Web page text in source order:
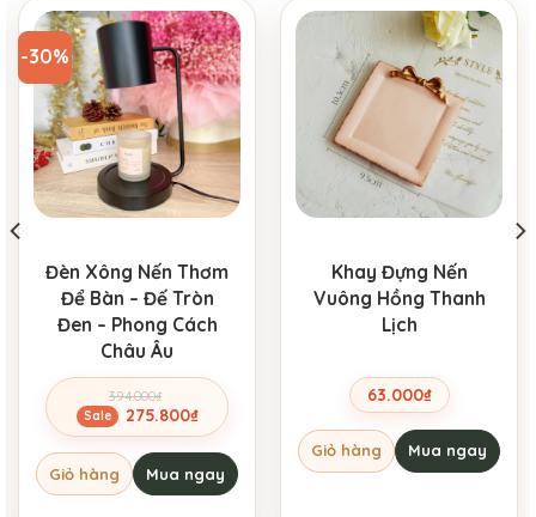
-30%
Đèn Xông Nến Thơm
Để Bàn – Đế Tròn
Đen – Phong Cách
Châu Âu
394.000₫
Giá
gốc
là:
394.000₫.
275.800₫
Giá
hiện
tại
là:
275.800₫.
Giỏ hàng Mua ngay
Khay Đựng Nến
Vuông Hồng Thanh
Lịch
63.000₫
Giỏ hàng Mua ngay